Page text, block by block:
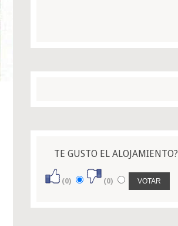
TE GUSTO EL ALOJAMIENTO?
(0) (0)